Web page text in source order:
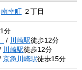
南幸町 ２丁目
分
/ 川崎駅徒歩12分
川崎駅徒歩12分
京急川崎駅徒歩15分